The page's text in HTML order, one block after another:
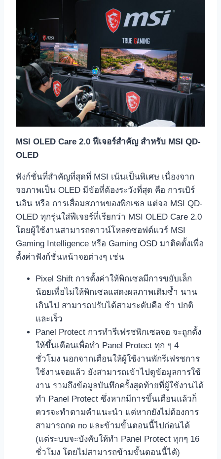
MSI OLED Care 2.0 ฟีเจอร์สำคัญ สำหรับ MSI QD-
OLED
ฟังก์ชั่นที่สำคัญที่สุดที่ MSI เน้นเป็นพิเศษ เนื่องจาก
จอภาพเป็น OLED มีข้อที่ต้องระวังที่สุด คือ การเบิร์
นอิน หรือ การเสื่อมสภาพของพิกเซล แต่จอ MSI QD-
OLED ทุกรุ่นใส่ฟีเจอร์ที่เรียกว่า MSI OLED Care 2.0
โดยผู้ใช้งานสามารถดาวน์โหลดซอฟต์แวร์ MSI
Gaming Intelligence หรือ Gaming OSD มาติดตั้งเพื่อ
ตั้งค่าฟังก์ชั่นหน้าจอต่างๆ เช่น
Pixel Shift การตั้งค่าให้พิกเซลมีการขยับเล็ก
น้อยเพื่อไม่ให้พิกเซลแสดงผลภาพเดิมซ้ำ นาน
เกินไป สามารถปรับได้สามระดับคือ ช้า ปกติ
และเร็ว
Panel Protect การทำรีเฟรชพิกเซลจอ จะถูกตั้ง
ให้ขึ้นเตือนเพื่อทำ Panel Protect ทุก ๆ 4
ชั่วโมง นอกจากเตือนให้ผู้ใช้งานพักรีเฟรชการ
ใช้งานจอแล้ว ยังสามารถเข้าไปดูข้อมูลการใช้
งาน รวมถึงข้อมูลบันทึกครั้งสุดท้ายที่ผู้ใช้งานได้
ทำ Panel Protect ซึ่งหากมีการขึ้นเตือนแล้วก็
ควรจะทำตามคำแนะนำ แต่หากยังไม่ต้องการ
สามารถกด no และข้ามขั้นตอนนี้ไปก่อนได้
(แต่ระบบจะบังคับให้ทำ Panel Protect ทุกๆ 16
ชั่วโมง โดยไม่สามารถข้ามขั้นตอนนี้ได้)